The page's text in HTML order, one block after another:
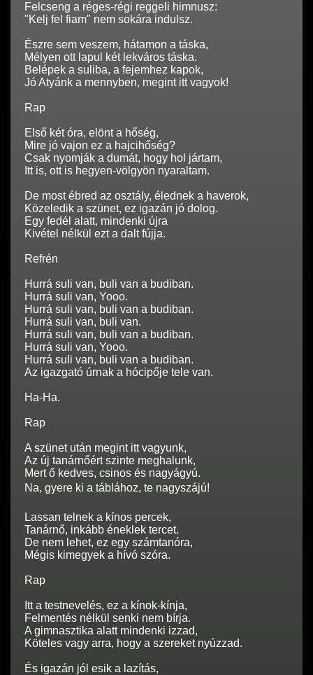
Felcseng a réges-régi reggeli himnusz:
"Kelj fel fiam" nem sokára indulsz.
Észre sem veszem, hátamon a táska,
Mélyen ott lapul két lekváros táska.
Belépek a suliba, a fejemhez kapok,
Jó Atyánk a mennyben, megint itt vagyok!
Rap
Első két óra, elönt a hőség,
Mire jó vajon ez a hajcihőség?
Csak nyomják a dumát, hogy hol jártam,
Itt is, ott is hegyen-völgyön nyaraltam.
De most ébred az osztály, élednek a haverok,
Közeledik a szünet, ez igazán jó dolog.
Egy fedél alatt, mindenki újra
Kivétel nélkül ezt a dalt fújja.
Refrén
Hurrá suli van, buli van a budiban.
Hurrá suli van, Yooo.
Hurrá suli van, buli van a budiban.
Hurrá suli van, buli van.
Hurrá suli van, buli van a budiban.
Hurrá suli van, Yooo.
Hurrá suli van, buli van a budiban.
Az igazgató úrnak a hócipője tele van.
Ha-Ha.
Rap
A szünet után megint itt vagyunk,
Az új tanárnőért szinte meghalunk,
Mert ő kedves, csinos és nagyágyú.
Na, gyere ki a táblához, te nagyszájú!
Lassan telnek a kínos percek,
Tanárnő, inkább éneklek tercet.
De nem lehet, ez egy számtanóra,
Mégis kimegyek a hívó szóra.
Rap
Itt a testnevelés, ez a kínok-kínja,
Felmentés nélkül senki nem bírja.
A gimnasztika alatt mindenki izzad,
Köteles vagy arra, hogy a szereket nyúzzad.
És igazán jól esik a lazítás,